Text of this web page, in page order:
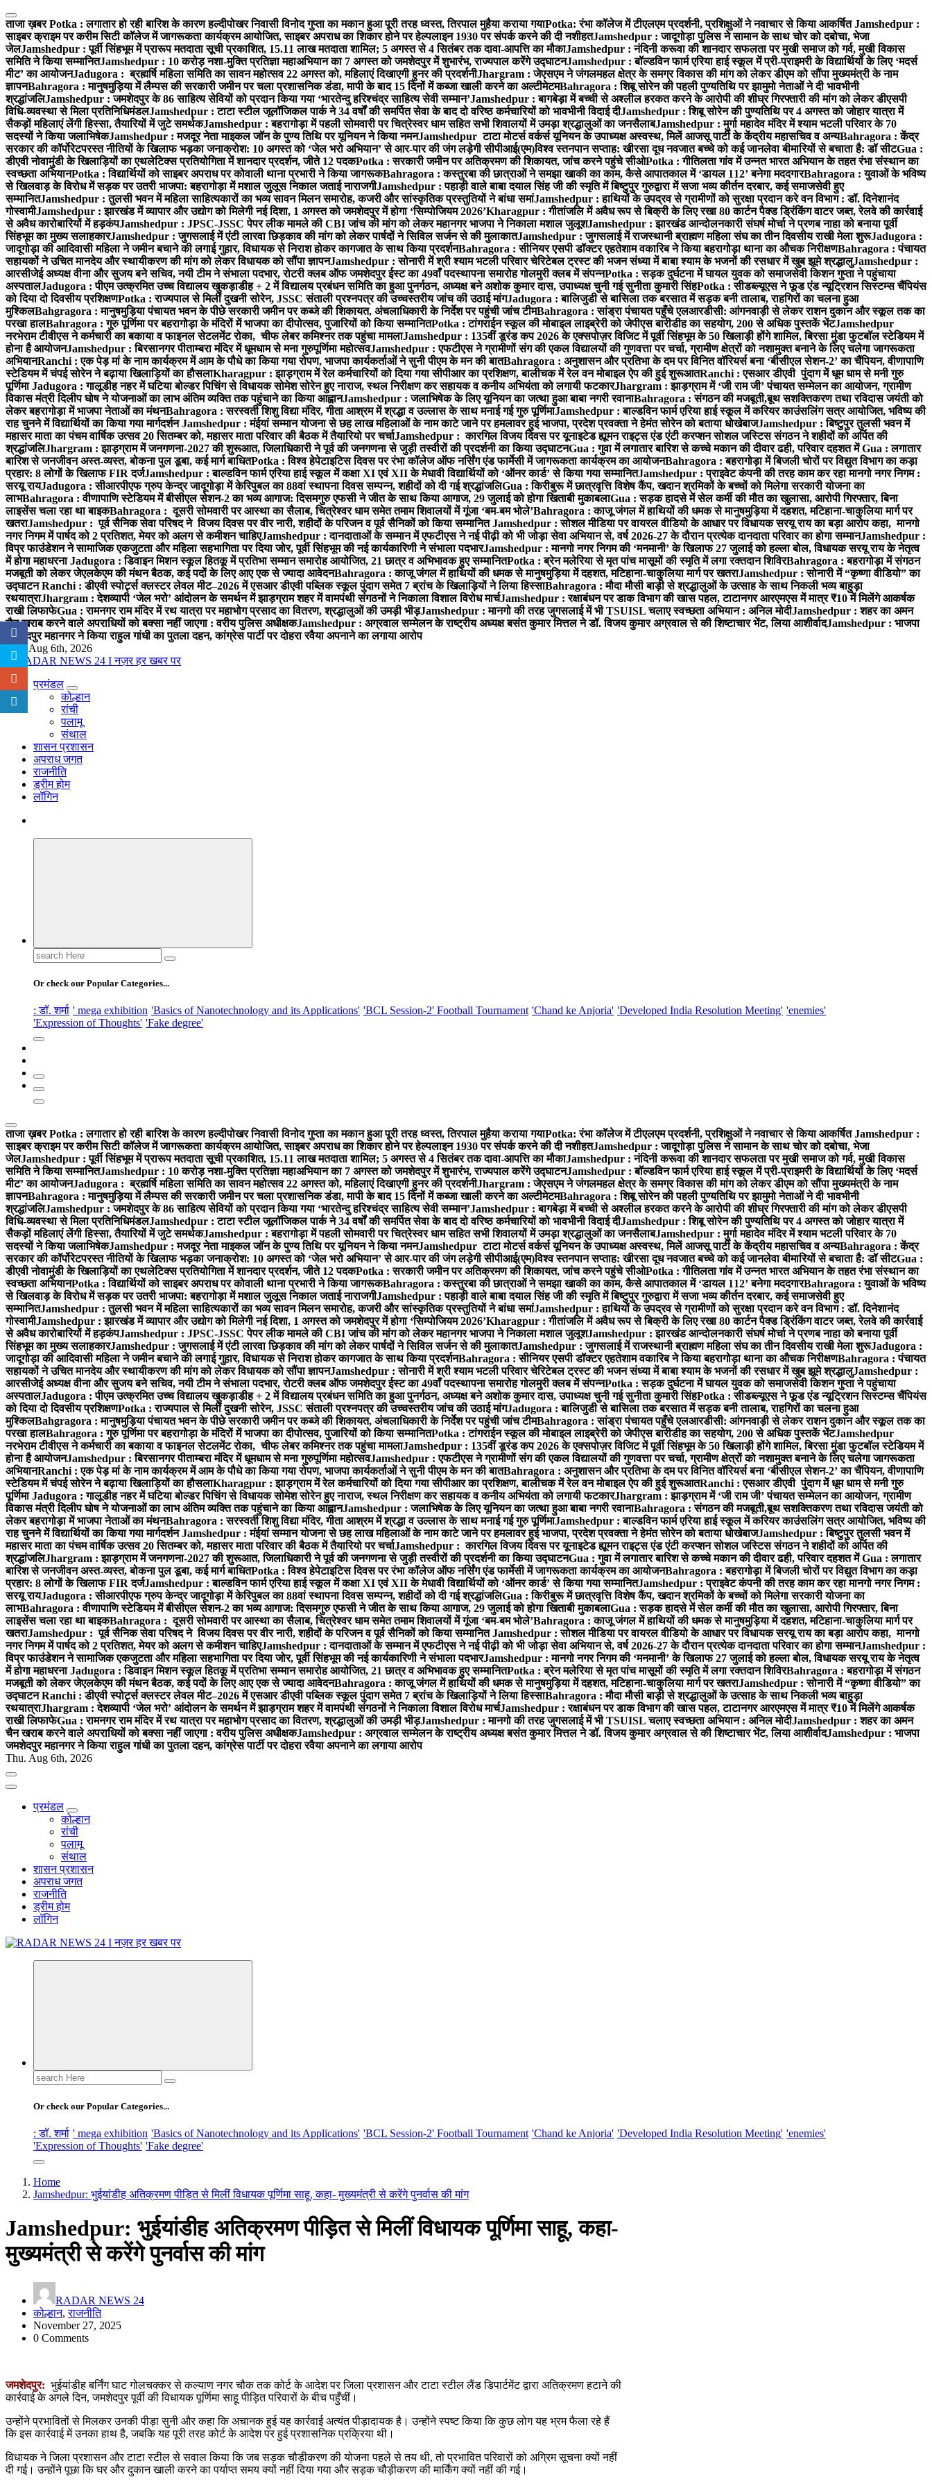
Skip
to
content
ताजा ख़बरPotka : लगातार हो रही बारिश के कारण हल्दीपोखर निवासी विनोद गुप्ता का मकान हुआ पूरी तरह ध्वस्त, तिरपाल मुहैया कराया गयाPotka: रंभा कॉलेज में टीएलएम प्रदर्शनी, प्रशिक्षुओं ने नवाचार से किया आकर्षितJamshedpur :
साइबर क्राइम पर करीम सिटी कॉलेज में जागरूकता कार्यक्रम आयोजित, साइबर अपराध का शिकार होने पर हेल्पलाइन 1930 पर संपर्क करने की दी नशीहतJamshedpur : जादूगोड़ा पुलिस ने सामान के साथ चोर को दबोचा, भेजा
जेलJamshedpur : पूर्वी सिंहभूम में प्रारूप मतदाता सूची प्रकाशित, 15.11 लाख मतदाता शामिल; 5 अगस्त से 4 सितंबर तक दावा-आपत्ति का मौकाJamshedpur : नंदिनी करूवा की शानदार सफलता पर मुखी समाज को गर्व, मुखी विकास
समिति ने किया सम्मानितJamshedpur : 10 करोड़ नशा-मुक्ति प्रतिज्ञा महाअभियान का 7 अगस्त को जमशेदपुर में शुभारंभ, राज्यपाल करेंगे उद्घाटनJamshedpur : बॉल्डविन फार्म एरिया हाई स्कूल में प्री-प्राइमरी के विद्यार्थियों के लिए ‘मदर्स
मीट’ का आयोजनJadugora : ब्रह्मर्षि महिला समिति का सावन महोत्सव 22 अगस्त को, महिलाएं दिखाएगी हुनर की प्रदर्शनीJhargram : जेएसएम ने जंगलमहल क्षेत्र के समग्र विकास की मांग को लेकर डीएम को सौंपा मुख्यमंत्री के नाम
ज्ञापनBahragora : मानुषमुड़िया में लैम्पस की सरकारी जमीन पर चला प्रशासनिक डंडा, मापी के बाद 15 दिनों में कब्जा खाली करने का अल्टीमेटमBahragora : शिबू सोरेन की पहली पुण्यतिथि पर झामुमो नेताओं ने दी भावभीनी
श्रद्धांजलिJamshedpur : जमशेदपुर के 86 साहित्य सेवियों को प्रदान किया गया ‘भारतेन्दु हरिश्चंद्र साहित्य सेवी सम्मान’Jamshedpur : बागबेड़ा में बच्ची से अश्लील हरकत करने के आरोपी की शीघ्र गिरफ्तारी की मांग को लेकर डीएसपी
विधि-व्यवस्था से मिला प्रतिनिधिमंडलJamshedpur : टाटा स्टील जूलॉजिकल पार्क ने 34 वर्षों की समर्पित सेवा के बाद दो वरिष्ठ कर्मचारियों को भावभीनी विदाई दीJamshedpur : शिबू सोरेन की पुण्यतिथि पर 4 अगस्त को जोहार यात्रा में
सैकड़ों महिलाएं लेंगी हिस्सा, तैयारियों में जुटे समर्थकJamshedpur : बहरागोड़ा में पहली सोमवारी पर चित्रेस्वर धाम सहित सभी शिवालयों में उमड़ा श्रद्धालुओं का जनसैलाबJamshedpur : मुर्गा महादेव मंदिर में श्याम भटली परिवार के 70
सदस्यों ने किया जलाभिषेकJamshedpur : मजदूर नेता माइकल जॉन के पुण्य तिथि पर यूनियन ने किया नमनJamshedpur टाटा मोटर्स वर्कर्स यूनियन के उपाध्यक्ष अस्वस्थ, मिलें आजसू पार्टी के केंद्रीय महासचिव व अन्यBahragora : केंद्र
सरकार की कॉर्पोरेटपरस्त नीतियों के खिलाफ भड़का जनाक्रोश: 10 अगस्त को ‘जेल भरो अभियान’ से आर-पार की जंग लड़ेगी सीपीआई(एम)विश्व स्तनपान सप्ताह: खीरसा दूध नवजात बच्चे को कई जानलेवा बीमारियों से बचाता है: डॉ सीटGua :
डीएवी नोवामुंडी के खिलाड़ियों का एथलेटिक्स प्रतियोगिता में शानदार प्रदर्शन, जीते 12 पदकPotka : सरकारी जमीन पर अतिक्रमण की शिकायत, जांच करने पहुंचे सीओPotka : गीतिलता गांव में उन्नत भारत अभियान के तहत रंभा संस्थान का
स्वच्छता अभियानPotka : विद्यार्थियों को साइबर अपराध पर कोवाली थाना प्रभारी ने किया जागरूकBahragora : कस्तुरबा की छात्राओं ने समझा खाकी का काम, कैसे आपातकाल में ‘डायल 112’ बनेगा मददगारBahragora : युवाओं के भविष्य
से खिलवाड़ के विरोध में सड़क पर उतरी भाजपा: बहरागोड़ा में मशाल जुलूस निकाल जताई नाराजगीJamshedpur : पहाड़ी वाले बाबा दयाल सिंह जी की स्मृति में बिष्टुपुर गुरुद्वारा में सजा भव्य कीर्तन दरबार, कई समाजसेवी हुए
सम्मानितJamshedpur : तुलसी भवन में महिला साहित्यकारों का भव्य सावन मिलन समारोह, कजरी और सांस्कृतिक प्रस्तुतियों ने बांधा समांJamshedpur : हाथियों के उपद्रव से ग्रामीणों को सुरक्षा प्रदान करे वन विभाग : डॉ. दिनेशानंद
गोस्वामीJamshedpur : झारखंड में व्यापार और उद्योग को मिलेगी नई दिशा, 1 अगस्त को जमशेदपुर में होगा ‘सिम्पोजियम 2026’Kharagpur : गीतांजलि में अवैध रूप से बिक्री के लिए रखा 80 कार्टन पैक्ड ड्रिंकिंग वाटर जब्त, रेलवे की कार्रवाई
से अवैध कारोबारियों में हड़कंपJamshedpur : JPSC-JSSC पेपर लीक मामले की CBI जांच की मांग को लेकर महानगर भाजपा ने निकाला मशाल जुलूशJamshedpur : झारखंड आन्दोलनकारी संघर्ष मोर्चा ने प्रणब नाहा को बनाया पूर्वी
सिंहभूम का मुख्य सलाहकारJamshedpur : जुगसलाई में एंटी लारवा छिड़काव की मांग को लेकर पार्षदों ने सिविल सर्जन से की मुलाकातJamshedpur : जुगसलाई में राजस्थानी ब्राह्मण महिला संघ का तीन दिवसीय राखी मेला शुरूJadugora :
जादूगोड़ा की आदिवासी महिला ने जमीन बचाने की लगाई गुहार, विधायक से निराश होकर कागजात के साथ किया प्रदर्शनBahragora : सीनियर एसपी डॉक्टर एहतेशाम वकारिब ने किया बहरागोड़ा थाना का औचक निरीक्षणBahragora : पंचायत
सहायकों ने उचित मानदेय और स्थायीकरण की मांग को लेकर विधायक को सौंपा ज्ञापनJamshedpur : सोनारी में श्री श्याम भटली परिवार चेरिटेबल ट्रस्ट की भजन संध्या में बाबा श्याम के भजनों की रसधार में खुब झूमे श्रद्धालुJamshedpur :
आरसीजेई अध्यक्ष वीना और सुजय बने सचिव, नयी टीम ने संभाला पदभार, रोटरी क्लब ऑफ जमशेदपुर ईस्ट का 49वाँ पदस्थापना समारोह गोलमुरी क्लब में संपन्नPotka : सड़क दुर्घटना में घायल युवक को समाजसेवी किशन गुप्ता ने पहुंचाया
अस्पतालJadugora : पीएम उत्क्रमित उच्च विद्यालय खुकड़ाडीह + 2 में विद्यालय प्रबंधन समिति का हुआ पुनर्गठन, अध्यक्ष बने अशोक कुमार दास, उपाध्यक्ष चुनी गई सुनीता कुमारी सिंहPotka : सीडब्ल्यूएस ने फूड एंड न्यूट्रिशन सिस्टम्स चैंपियंस
को दिया दो दिवसीय प्रशिक्षणPotka : राज्यपाल से मिलीं दुखनी सोरेन, JSSC संताली प्रश्नपत्र की उच्चस्तरीय जांच की उठाई मांगJadugora : बालिजुडी से बासिला तक बरसात में सड़क बनी तालाब, राहगिरों का चलना हुआ
मुश्किलBahgragora : मानुषमुड़िया पंचायत भवन के पीछे सरकारी जमीन पर कब्जे की शिकायत, अंचलाधिकारी के निर्देश पर पहुंची जांच टीमBahragora : सांड्रा पंचायत पहुँचे एलआरडीसी: आंगनवाड़ी से लेकर राशन दुकान और स्कूल तक का
परखा हालBahragora : गुरु पूर्णिमा पर बहरागोड़ा के मंदिरों में भाजपा का दीपोत्सव, पुजारियों को किया सम्मानितPotka : टांगराईन स्कूल की मोबाइल लाइब्रेरी को जेपीएस बारीडीह का सहयोग, 200 से अधिक पुस्तकें भेंटJamshedpur
नरभेराम टीवीएस ने कर्मचारी का बकाया व फाइनल सेटलमेंट रोका, चीफ लेबर कमिश्नर तक पहुंचा मामलाJamshedpur : 135वीं डूरंड कप 2026 के एक्सपोज़र विजिट में पूर्वी सिंहभूम के 50 खिलाड़ी होंगे शामिल, बिरसा मुंडा फुटबॉल स्टेडियम में
होना है आयोजनJamshedpur : बिरसानगर पीताम्बरा मंदिर में धूमधाम से मना गुरुपूर्णिमा महोत्सवJamshedpur : एफटीएस ने ग्रामीणों संग की एकल विद्यालयों की गुणवत्ता पर चर्चा, ग्रामीण क्षेत्रों को नशामुक्त बनाने के लिए चलेगा जागरूकता
अभियानRanchi : एक पेड़ मां के नाम कार्यक्रम में आम के पौधे का किया गया रोपण, भाजपा कार्यकर्ताओं ने सुनी पीएम के मन की बातBahragora : अनुशासन और प्रतिभा के दम पर विनित वॉरियर्स बना ‘बीसीएल सेशन-2’ का चैंपियन, वीणापाणि
स्टेडियम में चंपई सोरेन ने बढ़ाया खिलाड़ियों का हौसलाKharagpur : झाड़ग्राम में रेल कर्मचारियों को दिया गया सीपीआर का प्रशिक्षण, बालीचक में रेल वन मोबाइल ऐप की हुई शुरूआतRanchi : एसआर डीएवी पुंदाग में धूम धाम से मनी गुरु
पूर्णिमाJadugora : गालूडीह नहर में घटिया बोल्डर पिचिंग से विधायक सोमेश सोरेन हुए नाराज, स्थल निरीक्षण कर सहायक व कनीय अभियंता को लगायी फटकारJhargram : झाड़ग्राम में ‘जी राम जी’ पंचायत सम्मेलन का आयोजन, ग्रामीण
विकास मंत्री दिलीप घोष ने योजनाओं का लाभ अंतिम व्यक्ति तक पहुंचाने का किया आह्वानJamshedpur : जलाभिषेक के लिए यूनियन का जत्था हुआ बाबा नगरी रवानाBahragora : संगठन की मजबूती,बूथ सशक्तिकरण तथा रविदास जयंती को
लेकर बहरागोड़ा में भाजपा नेताओं का मंथनBahragora : सरस्वती शिशु विद्या मंदिर, गीता आश्रम में श्रद्धा व उल्लास के साथ मनाई गई गुरु पूर्णिमाJamshedpur : बाल्डविन फार्म एरिया हाई स्कूल में करियर काउंसलिंग सत्र आयोजित, भविष्य की
राह चुनने में विद्यार्थियों का किया गया मार्गदर्शनJamshedpur : मंईयां सम्मान योजना से छह लाख महिलाओं के नाम काटे जाने पर हमलावर हुई भाजपा, प्रदेश प्रवक्ता ने हेमंत सोरेन को बताया धोखेबाजJamshedpur : बिष्टुपुर तुलसी भवन में
महासर माता का पंचम वार्षिक उत्सव 20 सितम्बर को, महासर माता परिवार की बैठक में तैयारियो पर चर्चाJamshedpur : कारगिल विजय दिवस पर यूनाइटेड ह्यूमन राइट्स एंड एंटी करप्शन सोशल जस्टिस संगठन ने शहीदों को अर्पित की
श्रद्धांजलिJhargram : झाड़ग्राम में जनगणना-2027 की शुरूआत, जिलाधिकारी ने पूर्व की जनगणना से जुड़ी तस्वीरों की प्रदर्शनी का किया उद्घाटनGua : गुवा में लगातार बारिश से कच्चे मकान की दीवार ढही, परिवार दहशत मेंGua : लगातार
बारिश से जनजीवन अस्त-व्यस्त, बोकना पुल डूबा, कई मार्ग बाधितPotka : विश्व हेपेटाइटिस दिवस पर रंभा कॉलेज ऑफ नर्सिंग एंड फार्मेसी में जागरूकता कार्यक्रम का आयोजनBahragora : बहरागोड़ा में बिजली चोरों पर विद्युत विभाग का कड़ा
प्रहार: 8 लोगों के खिलाफ FIR दर्जJamshedpur : बाल्डविन फार्म एरिया हाई स्कूल में कक्षा XI एवं XII के मेधावी विद्यार्थियों को ‘ऑनर कार्ड’ से किया गया सम्मानितJamshedpur : प्राइवेट कंपनी की तरह काम कर रहा मानगो नगर निगम :
सरयू रायJadugora : सीआरपीएफ ग्रुप केन्द्र जादूगोड़ा में केरिपुबल का 88वां स्थापना दिवस सम्पन्न, शहीदों को दी गई श्रद्धांजलिGua : किरीबुरू में छात्रवृत्ति विशेष कैंप, खदान श्रमिकों के बच्चों को मिलेगा सरकारी योजना का
लाभBahragora : वीणापाणि स्टेडियम में बीसीएल सेशन-2 का भव्य आगाज: दिसमगुरु एफसी ने जीत के साथ किया आगाज, 29 जुलाई को होगा खिताबी मुकाबलाGua : सड़क हादसे में सेल कर्मी की मौत का खुलासा, आरोपी गिरफ्तार, बिना
लाइसेंस चला रहा था बाइकBahragora : दूसरी सोमवारी पर आस्था का सैलाब, चित्रेश्वर धाम समेत तमाम शिवालयों में गूंजा ‘बम-बम भोले’Bahragora : काजू जंगल में हाथियों की धमक से मानुषमुड़िया में दहशत, मटिहाना-चाकुलिया मार्ग पर
खतराJamshedpur : पूर्व सैनिक सेवा परिषद ने विजय दिवस पर वीर नारी, शहीदों के परिजन व पूर्व सैनिकों को किया सम्मानितJamshedpur : सोशल मीडिया पर वायरल वीडियो के आधार पर विधायक सरयू राय का बड़ा आरोप कहा, मानगो
नगर निगम में पार्षद को 2 प्रतिशत, मेयर को अलग से कमीशन चाहिएJamshedpur : दानदाताओं के सम्मान में एफटीएस ने नई पीढ़ी को भी जोड़ा सेवा अभियान से, वर्ष 2026-27 के दौरान प्रत्येक दानदाता परिवार का होगा सम्मानJamshedpur :
विप्र फाउंडेशन ने सामाजिक एकजुटता और महिला सहभागिता पर दिया जोर, पूर्वी सिंहभूम की नई कार्यकारिणी ने संभाला पदभारJamshedpur : मानगो नगर निगम की ‘मनमानी’ के खिलाफ 27 जुलाई को हल्ला बोल, विधायक सरयू राय के नेतृत्व
में होगा महाधरनाJadugora : डिवाइन मिशन स्कूल हितकू में प्रतिभा सम्मान समारोह आयोजित, 21 छात्र व अभिभावक हुए सम्मानितPotka : ब्रेन मलेरिया से मृत पांच मासूमों की स्मृति में लगा रक्तदान शिविरBahragora : बहरागोड़ा में संगठन
मजबूती को लेकर जेएलकेएम की मंथन बैठक, कई पदों के लिए आए एक से ज्यादा आवेदनBahragora : काजू जंगल में हाथियों की धमक से मानुषमुड़िया में दहशत, मटिहाना-चाकुलिया मार्ग पर खतराJamshedpur : सोनारी में “कृष्णा वीडियो” का
उद्घाटनRanchi : डीएवी स्पोर्ट्स क्लस्टर लेवल मीट–2026 में एसआर डीएवी पब्लिक स्कूल पुंदाग समेत 7 ब्रांच के खिलाड़ियों ने लिया हिस्साBahragora : मौदा मौसी बाड़ी से श्रद्धालुओं के उत्साह के साथ निकली भव्य बाहुड़ा
रथयात्राJhargram : देशव्यापी ‘जेल भरो’ आंदोलन के समर्थन में झाड़ग्राम शहर में वामपंथी संगठनों ने निकाला विशाल विरोध मार्चJamshedpur : रक्षाबंधन पर डाक विभाग की खास पहल, टाटानगर आरएमएस में मात्र ₹10 में मिलेंगे आकर्षक
राखी लिफाफेGua : रामनगर राम मंदिर में रथ यात्रा पर महाभोग प्रसाद का वितरण, श्रद्धालुओं की उमड़ी भीड़Jamshedpur : मानगो की तरह जुगसलाई में भी TSUISL चलाए स्वच्छता अभियान : अनिल मोदीJamshedpur : शहर का अमन
चैन खराब करने वाले अपराधियों को बक्सा नहीं जाएगा : वरीय पुलिस अधीक्षकJamshedpur : अग्रवाल सम्मेलन के राष्ट्रीय अध्यक्ष बसंत कुमार मित्तल ने डॉ. विजय कुमार अग्रवाल से की शिष्टाचार भेंट, लिया आशीर्वादJamshedpur : भाजपा
जमशेदपुर महानगर ने किया राहुल गांधी का पुतला दहन, कांग्रेस पार्टी पर दोहरा रवैया अपनाने का लगाया आरोप
Thu. Aug 6th, 2026
नज़र हर खबर पर
प्रमंडल
कोल्हान
रांची
पलामू
संथाल
शासन प्रशासन
अपराध जगत
राजनीति
ड्रीम होम
लॉगिन
Search
for:
Or check our Popular Categories...
: डॉ. शर्मा ' mega exhibition 'Basics of Nanotechnology and its Applications' 'BCL Session-2' Football Tournament 'Chand ke Anjoria' 'Developed India Resolution Meeting' 'enemies'
'Expression of Thoughts' 'Fake degree'
ताजा ख़बरPotka : लगातार हो रही बारिश के कारण हल्दीपोखर निवासी विनोद गुप्ता का मकान हुआ पूरी तरह ध्वस्त, तिरपाल मुहैया कराया गयाPotka: रंभा कॉलेज में टीएलएम प्रदर्शनी, प्रशिक्षुओं ने नवाचार से किया आकर्षितJamshedpur :
साइबर क्राइम पर करीम सिटी कॉलेज में जागरूकता कार्यक्रम आयोजित, साइबर अपराध का शिकार होने पर हेल्पलाइन 1930 पर संपर्क करने की दी नशीहतJamshedpur : जादूगोड़ा पुलिस ने सामान के साथ चोर को दबोचा, भेजा
जेलJamshedpur : पूर्वी सिंहभूम में प्रारूप मतदाता सूची प्रकाशित, 15.11 लाख मतदाता शामिल; 5 अगस्त से 4 सितंबर तक दावा-आपत्ति का मौकाJamshedpur : नंदिनी करूवा की शानदार सफलता पर मुखी समाज को गर्व, मुखी विकास
समिति ने किया सम्मानितJamshedpur : 10 करोड़ नशा-मुक्ति प्रतिज्ञा महाअभियान का 7 अगस्त को जमशेदपुर में शुभारंभ, राज्यपाल करेंगे उद्घाटनJamshedpur : बॉल्डविन फार्म एरिया हाई स्कूल में प्री-प्राइमरी के विद्यार्थियों के लिए ‘मदर्स
मीट’ का आयोजनJadugora : ब्रह्मर्षि महिला समिति का सावन महोत्सव 22 अगस्त को, महिलाएं दिखाएगी हुनर की प्रदर्शनीJhargram : जेएसएम ने जंगलमहल क्षेत्र के समग्र विकास की मांग को लेकर डीएम को सौंपा मुख्यमंत्री के नाम
ज्ञापनBahragora : मानुषमुड़िया में लैम्पस की सरकारी जमीन पर चला प्रशासनिक डंडा, मापी के बाद 15 दिनों में कब्जा खाली करने का अल्टीमेटमBahragora : शिबू सोरेन की पहली पुण्यतिथि पर झामुमो नेताओं ने दी भावभीनी
श्रद्धांजलिJamshedpur : जमशेदपुर के 86 साहित्य सेवियों को प्रदान किया गया ‘भारतेन्दु हरिश्चंद्र साहित्य सेवी सम्मान’Jamshedpur : बागबेड़ा में बच्ची से अश्लील हरकत करने के आरोपी की शीघ्र गिरफ्तारी की मांग को लेकर डीएसपी
विधि-व्यवस्था से मिला प्रतिनिधिमंडलJamshedpur : टाटा स्टील जूलॉजिकल पार्क ने 34 वर्षों की समर्पित सेवा के बाद दो वरिष्ठ कर्मचारियों को भावभीनी विदाई दीJamshedpur : शिबू सोरेन की पुण्यतिथि पर 4 अगस्त को जोहार यात्रा में
सैकड़ों महिलाएं लेंगी हिस्सा, तैयारियों में जुटे समर्थकJamshedpur : बहरागोड़ा में पहली सोमवारी पर चित्रेस्वर धाम सहित सभी शिवालयों में उमड़ा श्रद्धालुओं का जनसैलाबJamshedpur : मुर्गा महादेव मंदिर में श्याम भटली परिवार के 70
सदस्यों ने किया जलाभिषेकJamshedpur : मजदूर नेता माइकल जॉन के पुण्य तिथि पर यूनियन ने किया नमनJamshedpur टाटा मोटर्स वर्कर्स यूनियन के उपाध्यक्ष अस्वस्थ, मिलें आजसू पार्टी के केंद्रीय महासचिव व अन्यBahragora : केंद्र
सरकार की कॉर्पोरेटपरस्त नीतियों के खिलाफ भड़का जनाक्रोश: 10 अगस्त को ‘जेल भरो अभियान’ से आर-पार की जंग लड़ेगी सीपीआई(एम)विश्व स्तनपान सप्ताह: खीरसा दूध नवजात बच्चे को कई जानलेवा बीमारियों से बचाता है: डॉ सीटGua :
डीएवी नोवामुंडी के खिलाड़ियों का एथलेटिक्स प्रतियोगिता में शानदार प्रदर्शन, जीते 12 पदकPotka : सरकारी जमीन पर अतिक्रमण की शिकायत, जांच करने पहुंचे सीओPotka : गीतिलता गांव में उन्नत भारत अभियान के तहत रंभा संस्थान का
स्वच्छता अभियानPotka : विद्यार्थियों को साइबर अपराध पर कोवाली थाना प्रभारी ने किया जागरूकBahragora : कस्तुरबा की छात्राओं ने समझा खाकी का काम, कैसे आपातकाल में ‘डायल 112’ बनेगा मददगारBahragora : युवाओं के भविष्य
से खिलवाड़ के विरोध में सड़क पर उतरी भाजपा: बहरागोड़ा में मशाल जुलूस निकाल जताई नाराजगीJamshedpur : पहाड़ी वाले बाबा दयाल सिंह जी की स्मृति में बिष्टुपुर गुरुद्वारा में सजा भव्य कीर्तन दरबार, कई समाजसेवी हुए
सम्मानितJamshedpur : तुलसी भवन में महिला साहित्यकारों का भव्य सावन मिलन समारोह, कजरी और सांस्कृतिक प्रस्तुतियों ने बांधा समांJamshedpur : हाथियों के उपद्रव से ग्रामीणों को सुरक्षा प्रदान करे वन विभाग : डॉ. दिनेशानंद
गोस्वामीJamshedpur : झारखंड में व्यापार और उद्योग को मिलेगी नई दिशा, 1 अगस्त को जमशेदपुर में होगा ‘सिम्पोजियम 2026’Kharagpur : गीतांजलि में अवैध रूप से बिक्री के लिए रखा 80 कार्टन पैक्ड ड्रिंकिंग वाटर जब्त, रेलवे की कार्रवाई
से अवैध कारोबारियों में हड़कंपJamshedpur : JPSC-JSSC पेपर लीक मामले की CBI जांच की मांग को लेकर महानगर भाजपा ने निकाला मशाल जुलूशJamshedpur : झारखंड आन्दोलनकारी संघर्ष मोर्चा ने प्रणब नाहा को बनाया पूर्वी
सिंहभूम का मुख्य सलाहकारJamshedpur : जुगसलाई में एंटी लारवा छिड़काव की मांग को लेकर पार्षदों ने सिविल सर्जन से की मुलाकातJamshedpur : जुगसलाई में राजस्थानी ब्राह्मण महिला संघ का तीन दिवसीय राखी मेला शुरूJadugora :
जादूगोड़ा की आदिवासी महिला ने जमीन बचाने की लगाई गुहार, विधायक से निराश होकर कागजात के साथ किया प्रदर्शनBahragora : सीनियर एसपी डॉक्टर एहतेशाम वकारिब ने किया बहरागोड़ा थाना का औचक निरीक्षणBahragora : पंचायत
सहायकों ने उचित मानदेय और स्थायीकरण की मांग को लेकर विधायक को सौंपा ज्ञापनJamshedpur : सोनारी में श्री श्याम भटली परिवार चेरिटेबल ट्रस्ट की भजन संध्या में बाबा श्याम के भजनों की रसधार में खुब झूमे श्रद्धालुJamshedpur :
आरसीजेई अध्यक्ष वीना और सुजय बने सचिव, नयी टीम ने संभाला पदभार, रोटरी क्लब ऑफ जमशेदपुर ईस्ट का 49वाँ पदस्थापना समारोह गोलमुरी क्लब में संपन्नPotka : सड़क दुर्घटना में घायल युवक को समाजसेवी किशन गुप्ता ने पहुंचाया
अस्पतालJadugora : पीएम उत्क्रमित उच्च विद्यालय खुकड़ाडीह + 2 में विद्यालय प्रबंधन समिति का हुआ पुनर्गठन, अध्यक्ष बने अशोक कुमार दास, उपाध्यक्ष चुनी गई सुनीता कुमारी सिंहPotka : सीडब्ल्यूएस ने फूड एंड न्यूट्रिशन सिस्टम्स चैंपियंस
को दिया दो दिवसीय प्रशिक्षणPotka : राज्यपाल से मिलीं दुखनी सोरेन, JSSC संताली प्रश्नपत्र की उच्चस्तरीय जांच की उठाई मांगJadugora : बालिजुडी से बासिला तक बरसात में सड़क बनी तालाब, राहगिरों का चलना हुआ
मुश्किलBahgragora : मानुषमुड़िया पंचायत भवन के पीछे सरकारी जमीन पर कब्जे की शिकायत, अंचलाधिकारी के निर्देश पर पहुंची जांच टीमBahragora : सांड्रा पंचायत पहुँचे एलआरडीसी: आंगनवाड़ी से लेकर राशन दुकान और स्कूल तक का
परखा हालBahragora : गुरु पूर्णिमा पर बहरागोड़ा के मंदिरों में भाजपा का दीपोत्सव, पुजारियों को किया सम्मानितPotka : टांगराईन स्कूल की मोबाइल लाइब्रेरी को जेपीएस बारीडीह का सहयोग, 200 से अधिक पुस्तकें भेंटJamshedpur
नरभेराम टीवीएस ने कर्मचारी का बकाया व फाइनल सेटलमेंट रोका, चीफ लेबर कमिश्नर तक पहुंचा मामलाJamshedpur : 135वीं डूरंड कप 2026 के एक्सपोज़र विजिट में पूर्वी सिंहभूम के 50 खिलाड़ी होंगे शामिल, बिरसा मुंडा फुटबॉल स्टेडियम में
होना है आयोजनJamshedpur : बिरसानगर पीताम्बरा मंदिर में धूमधाम से मना गुरुपूर्णिमा महोत्सवJamshedpur : एफटीएस ने ग्रामीणों संग की एकल विद्यालयों की गुणवत्ता पर चर्चा, ग्रामीण क्षेत्रों को नशामुक्त बनाने के लिए चलेगा जागरूकता
अभियानRanchi : एक पेड़ मां के नाम कार्यक्रम में आम के पौधे का किया गया रोपण, भाजपा कार्यकर्ताओं ने सुनी पीएम के मन की बातBahragora : अनुशासन और प्रतिभा के दम पर विनित वॉरियर्स बना ‘बीसीएल सेशन-2’ का चैंपियन, वीणापाणि
स्टेडियम में चंपई सोरेन ने बढ़ाया खिलाड़ियों का हौसलाKharagpur : झाड़ग्राम में रेल कर्मचारियों को दिया गया सीपीआर का प्रशिक्षण, बालीचक में रेल वन मोबाइल ऐप की हुई शुरूआतRanchi : एसआर डीएवी पुंदाग में धूम धाम से मनी गुरु
पूर्णिमाJadugora : गालूडीह नहर में घटिया बोल्डर पिचिंग से विधायक सोमेश सोरेन हुए नाराज, स्थल निरीक्षण कर सहायक व कनीय अभियंता को लगायी फटकारJhargram : झाड़ग्राम में ‘जी राम जी’ पंचायत सम्मेलन का आयोजन, ग्रामीण
विकास मंत्री दिलीप घोष ने योजनाओं का लाभ अंतिम व्यक्ति तक पहुंचाने का किया आह्वानJamshedpur : जलाभिषेक के लिए यूनियन का जत्था हुआ बाबा नगरी रवानाBahragora : संगठन की मजबूती,बूथ सशक्तिकरण तथा रविदास जयंती को
लेकर बहरागोड़ा में भाजपा नेताओं का मंथनBahragora : सरस्वती शिशु विद्या मंदिर, गीता आश्रम में श्रद्धा व उल्लास के साथ मनाई गई गुरु पूर्णिमाJamshedpur : बाल्डविन फार्म एरिया हाई स्कूल में करियर काउंसलिंग सत्र आयोजित, भविष्य की
राह चुनने में विद्यार्थियों का किया गया मार्गदर्शनJamshedpur : मंईयां सम्मान योजना से छह लाख महिलाओं के नाम काटे जाने पर हमलावर हुई भाजपा, प्रदेश प्रवक्ता ने हेमंत सोरेन को बताया धोखेबाजJamshedpur : बिष्टुपुर तुलसी भवन में
महासर माता का पंचम वार्षिक उत्सव 20 सितम्बर को, महासर माता परिवार की बैठक में तैयारियो पर चर्चाJamshedpur : कारगिल विजय दिवस पर यूनाइटेड ह्यूमन राइट्स एंड एंटी करप्शन सोशल जस्टिस संगठन ने शहीदों को अर्पित की
श्रद्धांजलिJhargram : झाड़ग्राम में जनगणना-2027 की शुरूआत, जिलाधिकारी ने पूर्व की जनगणना से जुड़ी तस्वीरों की प्रदर्शनी का किया उद्घाटनGua : गुवा में लगातार बारिश से कच्चे मकान की दीवार ढही, परिवार दहशत मेंGua : लगातार
बारिश से जनजीवन अस्त-व्यस्त, बोकना पुल डूबा, कई मार्ग बाधितPotka : विश्व हेपेटाइटिस दिवस पर रंभा कॉलेज ऑफ नर्सिंग एंड फार्मेसी में जागरूकता कार्यक्रम का आयोजनBahragora : बहरागोड़ा में बिजली चोरों पर विद्युत विभाग का कड़ा
प्रहार: 8 लोगों के खिलाफ FIR दर्जJamshedpur : बाल्डविन फार्म एरिया हाई स्कूल में कक्षा XI एवं XII के मेधावी विद्यार्थियों को ‘ऑनर कार्ड’ से किया गया सम्मानितJamshedpur : प्राइवेट कंपनी की तरह काम कर रहा मानगो नगर निगम :
सरयू रायJadugora : सीआरपीएफ ग्रुप केन्द्र जादूगोड़ा में केरिपुबल का 88वां स्थापना दिवस सम्पन्न, शहीदों को दी गई श्रद्धांजलिGua : किरीबुरू में छात्रवृत्ति विशेष कैंप, खदान श्रमिकों के बच्चों को मिलेगा सरकारी योजना का
लाभBahragora : वीणापाणि स्टेडियम में बीसीएल सेशन-2 का भव्य आगाज: दिसमगुरु एफसी ने जीत के साथ किया आगाज, 29 जुलाई को होगा खिताबी मुकाबलाGua : सड़क हादसे में सेल कर्मी की मौत का खुलासा, आरोपी गिरफ्तार, बिना
लाइसेंस चला रहा था बाइकBahragora : दूसरी सोमवारी पर आस्था का सैलाब, चित्रेश्वर धाम समेत तमाम शिवालयों में गूंजा ‘बम-बम भोले’Bahragora : काजू जंगल में हाथियों की धमक से मानुषमुड़िया में दहशत, मटिहाना-चाकुलिया मार्ग पर
खतराJamshedpur : पूर्व सैनिक सेवा परिषद ने विजय दिवस पर वीर नारी, शहीदों के परिजन व पूर्व सैनिकों को किया सम्मानितJamshedpur : सोशल मीडिया पर वायरल वीडियो के आधार पर विधायक सरयू राय का बड़ा आरोप कहा, मानगो
नगर निगम में पार्षद को 2 प्रतिशत, मेयर को अलग से कमीशन चाहिएJamshedpur : दानदाताओं के सम्मान में एफटीएस ने नई पीढ़ी को भी जोड़ा सेवा अभियान से, वर्ष 2026-27 के दौरान प्रत्येक दानदाता परिवार का होगा सम्मानJamshedpur :
विप्र फाउंडेशन ने सामाजिक एकजुटता और महिला सहभागिता पर दिया जोर, पूर्वी सिंहभूम की नई कार्यकारिणी ने संभाला पदभारJamshedpur : मानगो नगर निगम की ‘मनमानी’ के खिलाफ 27 जुलाई को हल्ला बोल, विधायक सरयू राय के नेतृत्व
में होगा महाधरनाJadugora : डिवाइन मिशन स्कूल हितकू में प्रतिभा सम्मान समारोह आयोजित, 21 छात्र व अभिभावक हुए सम्मानितPotka : ब्रेन मलेरिया से मृत पांच मासूमों की स्मृति में लगा रक्तदान शिविरBahragora : बहरागोड़ा में संगठन
मजबूती को लेकर जेएलकेएम की मंथन बैठक, कई पदों के लिए आए एक से ज्यादा आवेदनBahragora : काजू जंगल में हाथियों की धमक से मानुषमुड़िया में दहशत, मटिहाना-चाकुलिया मार्ग पर खतराJamshedpur : सोनारी में “कृष्णा वीडियो” का
उद्घाटनRanchi : डीएवी स्पोर्ट्स क्लस्टर लेवल मीट–2026 में एसआर डीएवी पब्लिक स्कूल पुंदाग समेत 7 ब्रांच के खिलाड़ियों ने लिया हिस्साBahragora : मौदा मौसी बाड़ी से श्रद्धालुओं के उत्साह के साथ निकली भव्य बाहुड़ा
रथयात्राJhargram : देशव्यापी ‘जेल भरो’ आंदोलन के समर्थन में झाड़ग्राम शहर में वामपंथी संगठनों ने निकाला विशाल विरोध मार्चJamshedpur : रक्षाबंधन पर डाक विभाग की खास पहल, टाटानगर आरएमएस में मात्र ₹10 में मिलेंगे आकर्षक
राखी लिफाफेGua : रामनगर राम मंदिर में रथ यात्रा पर महाभोग प्रसाद का वितरण, श्रद्धालुओं की उमड़ी भीड़Jamshedpur : मानगो की तरह जुगसलाई में भी TSUISL चलाए स्वच्छता अभियान : अनिल मोदीJamshedpur : शहर का अमन
चैन खराब करने वाले अपराधियों को बक्सा नहीं जाएगा : वरीय पुलिस अधीक्षकJamshedpur : अग्रवाल सम्मेलन के राष्ट्रीय अध्यक्ष बसंत कुमार मित्तल ने डॉ. विजय कुमार अग्रवाल से की शिष्टाचार भेंट, लिया आशीर्वादJamshedpur : भाजपा
जमशेदपुर महानगर ने किया राहुल गांधी का पुतला दहन, कांग्रेस पार्टी पर दोहरा रवैया अपनाने का लगाया आरोप
Thu. Aug 6th, 2026
प्रमंडल
कोल्हान
रांची
पलामू
संथाल
शासन प्रशासन
अपराध जगत
राजनीति
ड्रीम होम
लॉगिन
Search
for:
Or check our Popular Categories...
: डॉ. शर्मा ' mega exhibition 'Basics of Nanotechnology and its Applications' 'BCL Session-2' Football Tournament 'Chand ke Anjoria' 'Developed India Resolution Meeting' 'enemies'
'Expression of Thoughts' 'Fake degree'
Home
Jamshedpur: भुईयांडीह अतिक्रमण पीड़ित से मिलीं विधायक पूर्णिमा साहू, कहा- मुख्यमंत्री से करेंगे पुनर्वास की मांग
Jamshedpur: भुईयांडीह अतिक्रमण पीड़ित से मिलीं विधायक पूर्णिमा साहू, कहा-
मुख्यमंत्री से करेंगे पुनर्वास की मांग
RADAR NEWS 24
कोल्हान,राजनीति
November 27, 2025
0 Comments
जमशेदपुर: भुईयांडीह बर्निंग घाट गोलचक्कर से कल्याण नगर चौक तक कोर्ट के आदेश पर जिला प्रशासन और टाटा स्टील लैंड डिपार्टमेंट द्वारा अतिक्रमण हटाने की
कार्रवाई के अगले दिन, जमशेदपुर पूर्वी की विधायक पूर्णिमा साहू पीड़ित परिवारों के बीच पहुँचीं।
उन्होंने प्रभावितों से मिलकर उनकी पीड़ा सुनी और कहा कि अचानक हुई यह कार्रवाई अत्यंत पीड़ादायक है। उन्होंने स्पष्ट किया कि कुछ लोग यह भ्रम फैला रहे हैं
कि इस कार्रवाई में उनका हाथ है, जबकि यह पूरी तरह कोर्ट के आदेश पर हुई प्रशासनिक प्रक्रिया थी।
विधायक ने जिला प्रशासन और टाटा स्टील से सवाल किया कि जब सड़क चौड़ीकरण की योजना पहले से तय थी, तो प्रभावित परिवारों को अग्रिम सूचना क्यों नहीं
दी गई। उन्होंने पूछा कि घर और दुकान खाली करने का पर्याप्त समय क्यों नहीं दिया गया और सड़क चौड़ीकरण की मार्किंग क्यों नहीं की गई।